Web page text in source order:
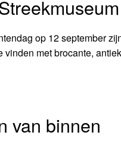
op 12 september
vinden met brocante,
van binnen